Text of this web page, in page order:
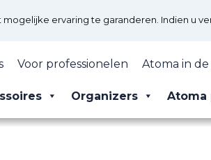
Voor professionelen Atoma in
Organizers Atoma
ervaring te garanderen. Indien u